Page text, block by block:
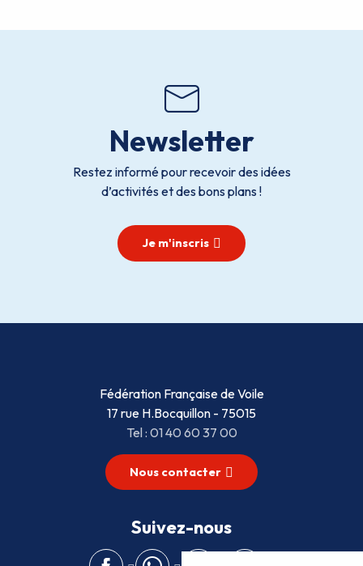
Newsletter
Restez informé pour recevoir des idées
d’activités et des bons plans !
Je m'inscris
Fédération Française de Voile
17 rue H.Bocquillon - 75015
Tel : 01 40 60 37 00
Nous contacter
Suivez-nous